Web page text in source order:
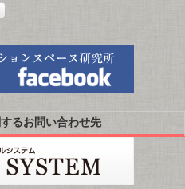
るお問い合わせ先